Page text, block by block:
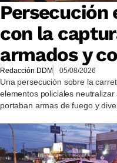
Persecución
con la
armados y
Redacción DDM 05/08/2026
Una persecución sobre la
elementos policiales
portaban armas de fuego y